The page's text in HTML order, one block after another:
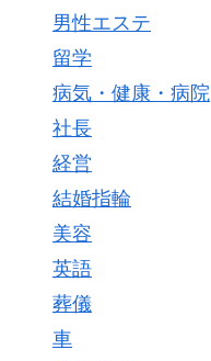
男性エステ
留学
病気・健康・病院
社長
経営
結婚指輪
美容
英語
葬儀
車